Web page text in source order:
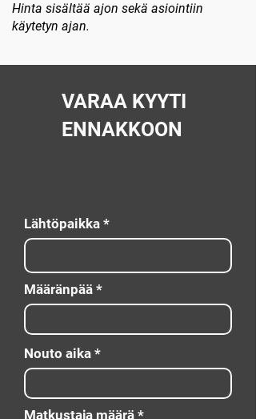
Hinta sisältää ajon sekä asiointiin
käytetyn ajan.
VARAA KYYTI
ENNAKKOON
Lähtöpaikka
Määränpää
Nouto aika
Matkustaja määrä